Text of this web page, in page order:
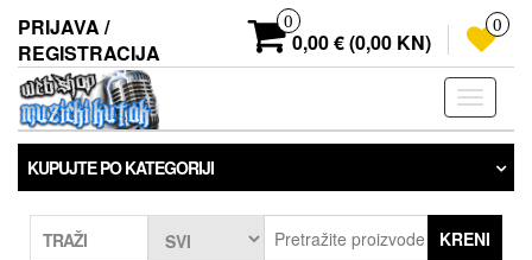
sadržaj
PRIJAVA /
REGISTRACIJA
0
0,00 € (0,00 KN)
0
KUPUJTE PO KATEGORIJI
TRAŽI KRENI